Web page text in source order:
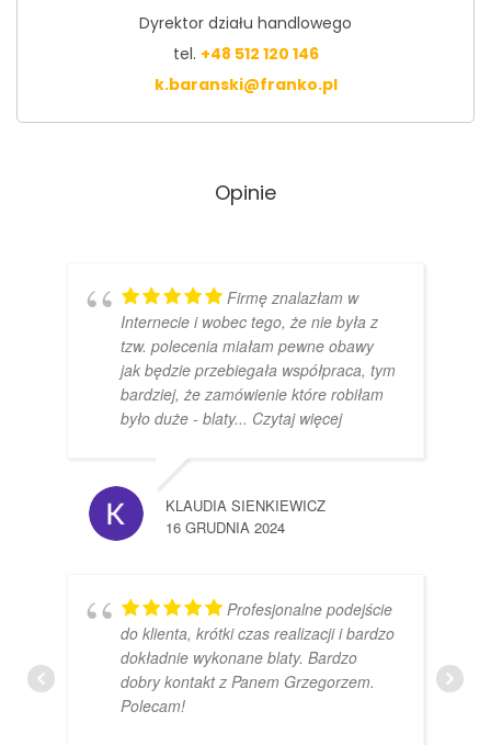
Dyrektor działu handlowego
tel. +48 512 120 146
k.baranski@franko.pl
Opinie
Firmę znalazłam w
Internecie i wobec tego, że nie była z
tzw. polecenia miałam pewne obawy
jak będzie przebiegała współpraca, tym
bardziej, że zamówienie które robiłam
było duże - blaty... Czytaj więcej
KLAUDIA SIENKIEWICZ
16 GRUDNIA 2024
Profesjonalne podejście
do klienta, krótki czas realizacji i bardzo
dokładnie wykonane blaty. Bardzo
dobry kontakt z Panem Grzegorzem.
Polecam!